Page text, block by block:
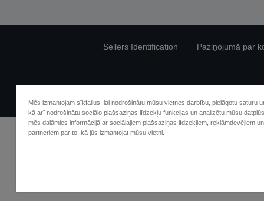
Sellers Identification Paziņojumā par
Mēs izmantojam sīkfailus, lai nodrošinātu mūsu vietnes darbību, pielāgotu saturu
kā arī nodrošinātu sociālo plašsaziņas līdzekļu funkcijas un analizētu mūsu
mēs dalāmies informācijā ar sociālajiem plašsaziņas līdzekļiem, reklāmdevējiem
partneriem par to, kā jūs izmantojat mūsu vietni.